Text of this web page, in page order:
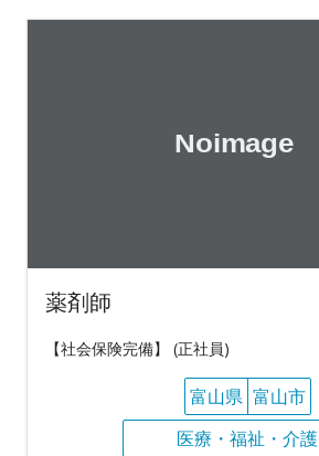
薬剤師
【社会保険完備】 (正社員)
富山県 富山市
医療・福祉・介護